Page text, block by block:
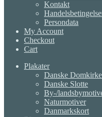
Kontakt
Persondata
My Account
Checkout
Cart
Plakater
Danske
Danske Slotte
By-/
Naturmotiver
Danmarkskort